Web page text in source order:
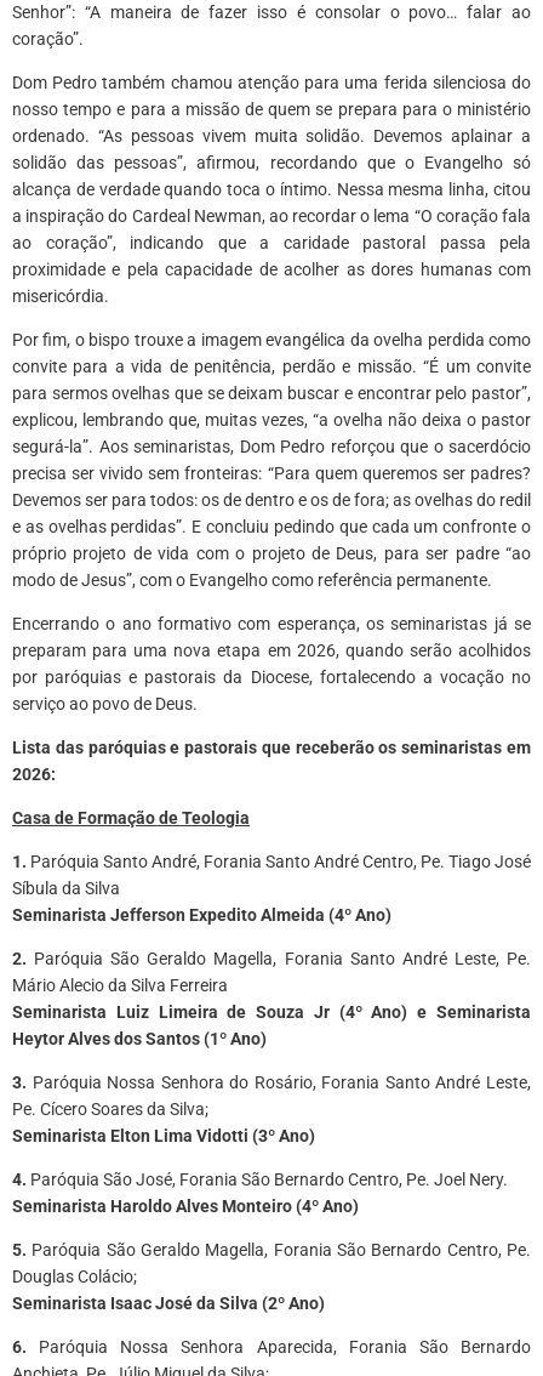
Senhor”: “A maneira de fazer isso é consolar o povo… falar ao
coração”.
Dom Pedro também chamou atenção para uma ferida silenciosa do
nosso tempo e para a missão de quem se prepara para o ministério
ordenado. “As pessoas vivem muita solidão. Devemos aplainar a
solidão das pessoas”, afirmou, recordando que o Evangelho só
alcança de verdade quando toca o íntimo. Nessa mesma linha, citou
a inspiração do Cardeal Newman, ao recordar o lema “O coração fala
ao coração”, indicando que a caridade pastoral passa pela
proximidade e pela capacidade de acolher as dores humanas com
misericórdia.
Por fim, o bispo trouxe a imagem evangélica da ovelha perdida como
convite para a vida de penitência, perdão e missão. “É um convite
para sermos ovelhas que se deixam buscar e encontrar pelo pastor”,
explicou, lembrando que, muitas vezes, “a ovelha não deixa o pastor
segurá-la”. Aos seminaristas, Dom Pedro reforçou que o sacerdócio
precisa ser vivido sem fronteiras: “Para quem queremos ser padres?
Devemos ser para todos: os de dentro e os de fora; as ovelhas do redil
e as ovelhas perdidas”. E concluiu pedindo que cada um confronte o
próprio projeto de vida com o projeto de Deus, para ser padre “ao
modo de Jesus”, com o Evangelho como referência permanente.
Encerrando o ano formativo com esperança, os seminaristas já se
preparam para uma nova etapa em 2026, quando serão acolhidos
por paróquias e pastorais da Diocese, fortalecendo a vocação no
serviço ao povo de Deus.
Lista das paróquias e pastorais que receberão os seminaristas em
2026:
Casa de Formação de Teologia
1. Paróquia Santo André, Forania Santo André Centro, Pe. Tiago José
Síbula da Silva
Seminarista Jefferson Expedito Almeida (4º Ano)
2. Paróquia São Geraldo Magella, Forania Santo André Leste, Pe.
Mário Alecio da Silva Ferreira
Seminarista Luiz Limeira de Souza Jr (4º Ano) e Seminarista
Heytor Alves dos Santos (1º Ano)
3. Paróquia Nossa Senhora do Rosário, Forania Santo André Leste,
Pe. Cícero Soares da Silva;
Seminarista Elton Lima Vidotti (3º Ano)
4. Paróquia São José, Forania São Bernardo Centro, Pe. Joel Nery.
Seminarista Haroldo Alves Monteiro (4º Ano)
5. Paróquia São Geraldo Magella, Forania São Bernardo Centro, Pe.
Douglas Colácio;
Seminarista Isaac José da Silva (2º Ano)
6. Paróquia Nossa Senhora Aparecida, Forania São Bernardo